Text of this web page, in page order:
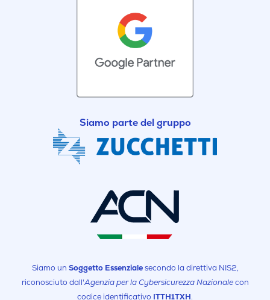
Siamo parte del gruppo
Siamo un Soggetto Essenzialesecondo la direttiva NIS2,
riconosciuto dall'Agenzia per la Cybersicurezza Nazionalecon
codice identificativo ITTH1TXH.